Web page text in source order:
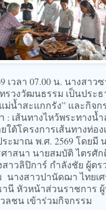
เวลา 07.00 น. นางสาว
รวงวัฒนธรรม เป็นประธ
น้ำสะแกกรัง” และกิจก
: เส้นทางไหว้พระทางน้
ใต้โครงการเส้นทางท่อง
ะมาณ พ.ศ. 2569 โดยมี
าสนา นายสมบัติ ไตรศั
าวลิปิการ์ กำลังชัย ผู้ตร
นางสาวปานัดฌา ไทยเ
านี หัวหน้าส่วนราชการ
ชน เข้าร่วมกิจกรรม